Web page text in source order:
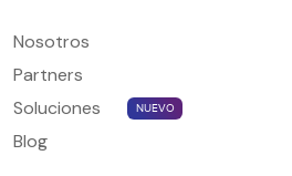
Nosotros
Partners
Soluciones
NUEVO
Blog